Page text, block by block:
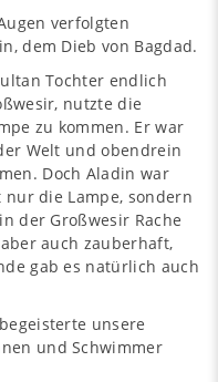
verfolgten
dem Dieb von Bagdad.
Tochter endlich
nutzte die
zu kommen. Er war
Welt und obendrein
Doch Aladin war
die Lampe, sondern
der Großwesir Rache
auch zauberhaft,
gab es natürlich auch
unsere
und Schwimmer